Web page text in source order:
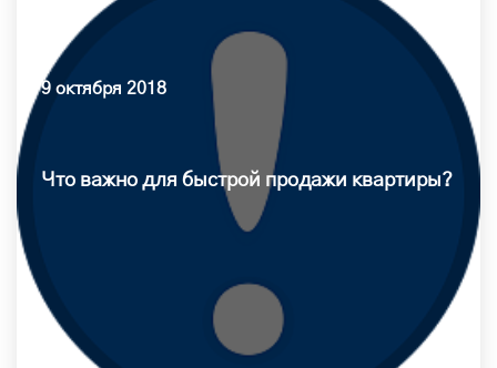
9 октября 2018
Что важно для быстрой продажи квартиры?